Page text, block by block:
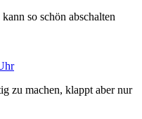
so schön abschalten
zu machen, klappt aber nur